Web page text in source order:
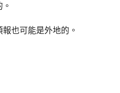
也可能是外地的。